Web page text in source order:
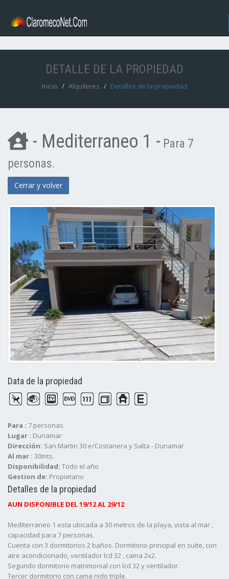
DETALLE DE LA PROPIEDAD
Inicio Alquileres Detalles de la propiedad
- Mediterraneo 1 - Para 7
personas.
Cerrar y volver
Data de la propiedad
Para : 7 personas.
Lugar : Dunamar
Dirección: San Martin 30 e/Costanera y Salta - Dunamar
Al mar : 30mts.
Disponibilidad: Todo el año
Gestion de: Propietario
Detalles de la propiedad
AUN DISPONIBLE DEL 19/12 AL 29/12
Mediterraneo 1 esta ubicada a 30 metros de la playa, vista al mar ,
capacidad para 7 personas.
Cuenta con 3 dormitorios 2 baños. Dormitorio principal en suite, con
aire acondicionado, ventilador lcd 32 , cama 2x2.
Segundo dormitorio matrimonial con lcd 32 y ventilador.
Tercer dormitorio con cama nido triple.